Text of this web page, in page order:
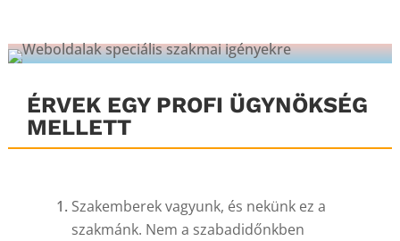
ÉRVEK EGY PROFI ÜGYNÖKSÉG
MELLETT
Szakemberek vagyunk, és nekünk ez a
szakmánk. Nem a szabadidőnkben